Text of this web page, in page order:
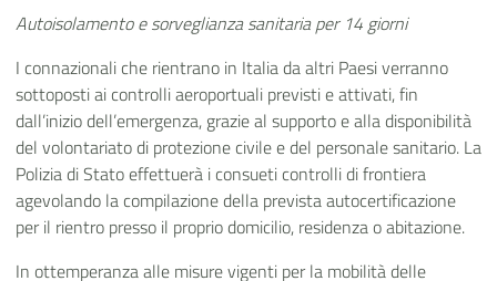
Autoisolamento e sorveglianza sanitaria per 14 giorni
I connazionali che rientrano in Italia da altri Paesi verranno
sottoposti ai controlli aeroportuali previsti e attivati, fin
dall’inizio dell’emergenza, grazie al supporto e alla disponibilità
del volontariato di protezione civile e del personale sanitario. La
Polizia di Stato effettuerà i consueti controlli di frontiera
agevolando la compilazione della prevista autocertificazione
per il rientro presso il proprio domicilio, residenza o abitazione.
In ottemperanza alle misure vigenti per la mobilità delle